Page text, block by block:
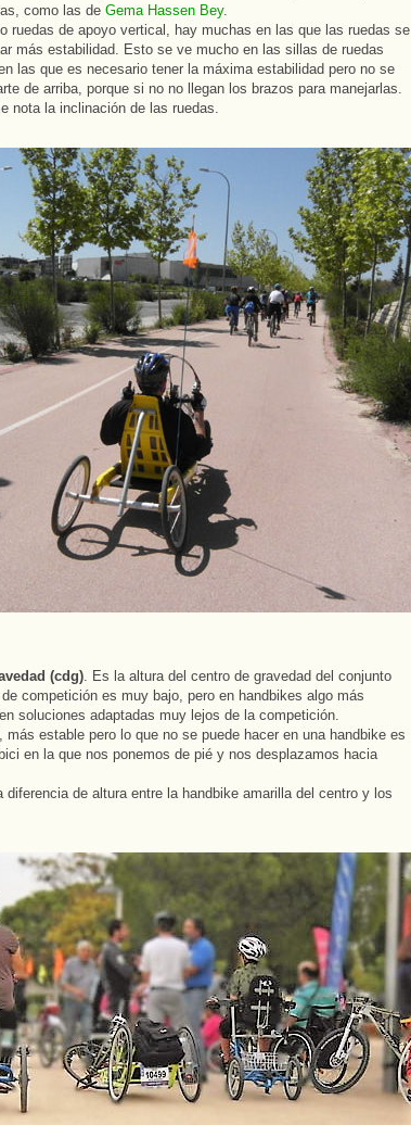
como las de Gema Hassen Bey.
ruedas de apoyo vertical, hay muchas en las que las ruedas se
más estabilidad. Esto se ve mucho en las sillas de ruedas
las que es necesario tener la máxima estabilidad pero no se
de arriba, porque si no no llegan los brazos para manejarlas.
nota la inclinación de las ruedas.
(cdg) . Es la altura del centro de gravedad del conjunto
competición es muy bajo, pero en handbikes algo más
soluciones adaptadas muy lejos de la competición.
estable pero lo que no se puede hacer en una handbike es
en la que nos ponemos de pié y nos desplazamos hacia
de altura entre la handbike amarilla del centro y los